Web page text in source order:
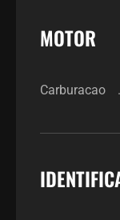
MOTOR
Carburacao